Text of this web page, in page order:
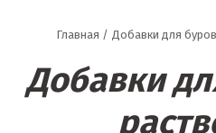
Главная / Добавки для
Добавки